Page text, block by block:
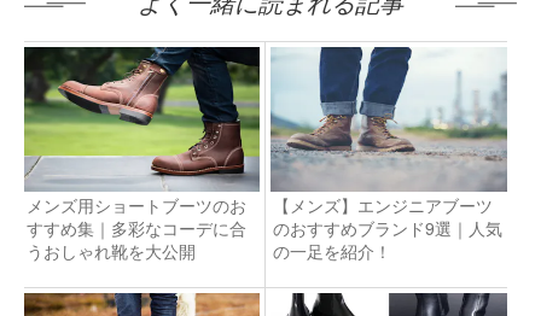
メンズ用ショートブーツのお
すすめ集｜多彩なコーデに合
うおしゃれ靴を大公開
【メンズ】エンジニアブーツ
のおすすめブランド9選｜人気
の一足を紹介！